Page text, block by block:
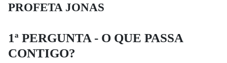
PROFETA JONAS
1ª PERGUNTA - O QUE PASSA
CONTIGO?